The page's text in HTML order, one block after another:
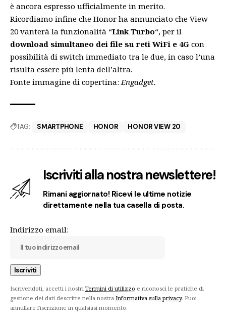
è ancora espresso ufficialmente in merito.
Ricordiamo infine che Honor ha annunciato che View
20 vanterà la funzionalità “Link Turbo“, per il
download simultaneo dei file su reti WiFi e 4G con
possibilità di switch immediato tra le due, in caso l’una
risulta essere più lenta dell’altra.
Fonte immagine di copertina: Engadget.
TAG: SMARTPHONE HONOR HONOR VIEW 20
Iscriviti alla nostra newslettere!
Rimani aggiornato! Ricevi le ultime notizie
direttamente nella tua casella di posta.
Indirizzo email:
Iscrivendoti, accetti i nostri Termini di utilizzo e riconosci le pratiche di
gestione dei dati descritte nella nostra Informativa sulla privacy. Puoi
annullare l'iscrizione in qualsiasi momento.